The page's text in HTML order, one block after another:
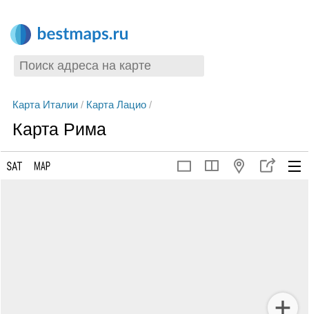
Карта Италии/ Карта Лацио/
Карта Рима